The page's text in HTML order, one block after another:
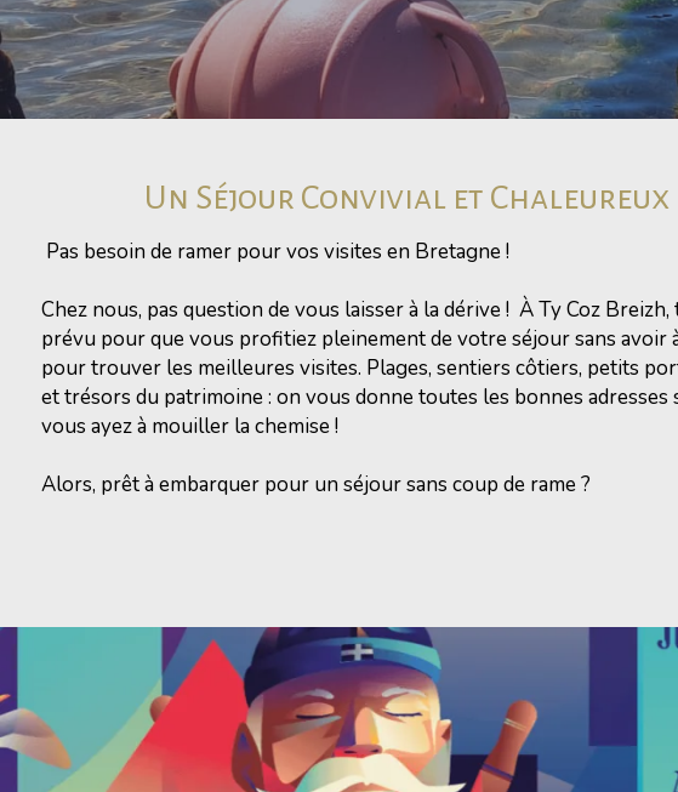
Un Séjour Convivial et Chaleureux
Pas besoin de ramer pour vos visites en Bretagne !
Chez nous, pas question de vous laisser à la dérive ! À Ty Coz
prévu pour que vous profitiez pleinement de votre séjour sans avoir
pour trouver les meilleures visites. Plages, sentiers côtiers, petits
et trésors du patrimoine : on vous donne toutes les bonnes adresses
vous ayez à mouiller la chemise !
Alors, prêt à embarquer pour un séjour sans coup de rame ?